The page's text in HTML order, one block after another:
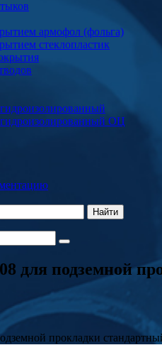
армофол (фольга)
стеклопластик
ОЦ
Найти
для подземной
прокладки